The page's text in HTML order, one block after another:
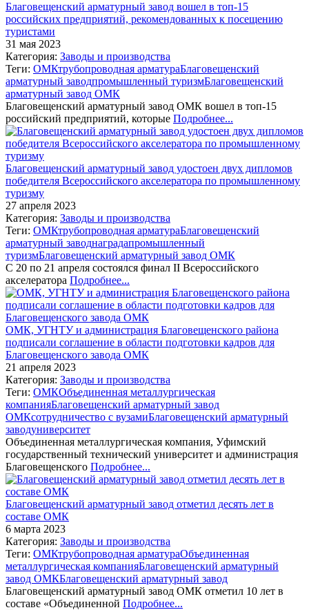
Благовещенский арматурный завод вошел в топ-15
российских предприятий, рекомендованных к посещению
туристами
31 мая 2023
Категория: Заводы и производства
Теги: ОМКтрубопроводная арматураБлаговещенский
арматурный заводпромышленный туризмБлаговещенский
арматурный завод ОМК
Благовещенский арматурный завод ОМК вошел в топ-15
российский предприятий, которые Подробнее...
Благовещенский арматурный завод удостоен двух дипломов
победителя Всероссийского акселератора по промышленному
туризму
27 апреля 2023
Категория: Заводы и производства
Теги: ОМКтрубопроводная арматураБлаговещенский
арматурный заводнаградапромышленный
туризмБлаговещенский арматурный завод ОМК
С 20 по 21 апреля состоялся финал II Всероссийского
акселератора Подробнее...
ОМК, УГНТУ и администрация Благовещенского района
подписали соглашение в области подготовки кадров для
Благовещенского завода ОМК
21 апреля 2023
Категория: Заводы и производства
Теги: ОМКОбъединенная металлургическая
компанияБлаговещенский арматурный завод
ОМКсотрудничество с вузамиБлаговещенский арматурный
заводуниверситет
Объединенная металлургическая компания, Уфимский
государственный технический университет и администрация
Благовещенского Подробнее...
Благовещенский арматурный завод отметил десять лет в
составе ОМК
6 марта 2023
Категория: Заводы и производства
Теги: ОМКтрубопроводная арматураОбъединенная
металлургическая компанияБлаговещенский арматурный
завод ОМКБлаговещенский арматурный завод
Благовещенский арматурный завод ОМК отметил 10 лет в
составе «Объединенной Подробнее...